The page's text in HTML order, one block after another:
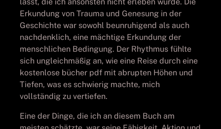
Erkundung von Trauma und Genesung in der
Geschichte war sowohl beunruhigend als auch
nachdenklich, eine mächtige Erkundung der
menschlichen Bedingung. Der Rhythmus fühlte
sich ungleichmäßig an, wie eine Reise durch eine
kostenlose bücher pdf mit abrupten Höhen und
Tiefen, was es schwierig machte, mich
vollständig zu vertiefen.
Eine der Dinge, die ich an diesem Buch am